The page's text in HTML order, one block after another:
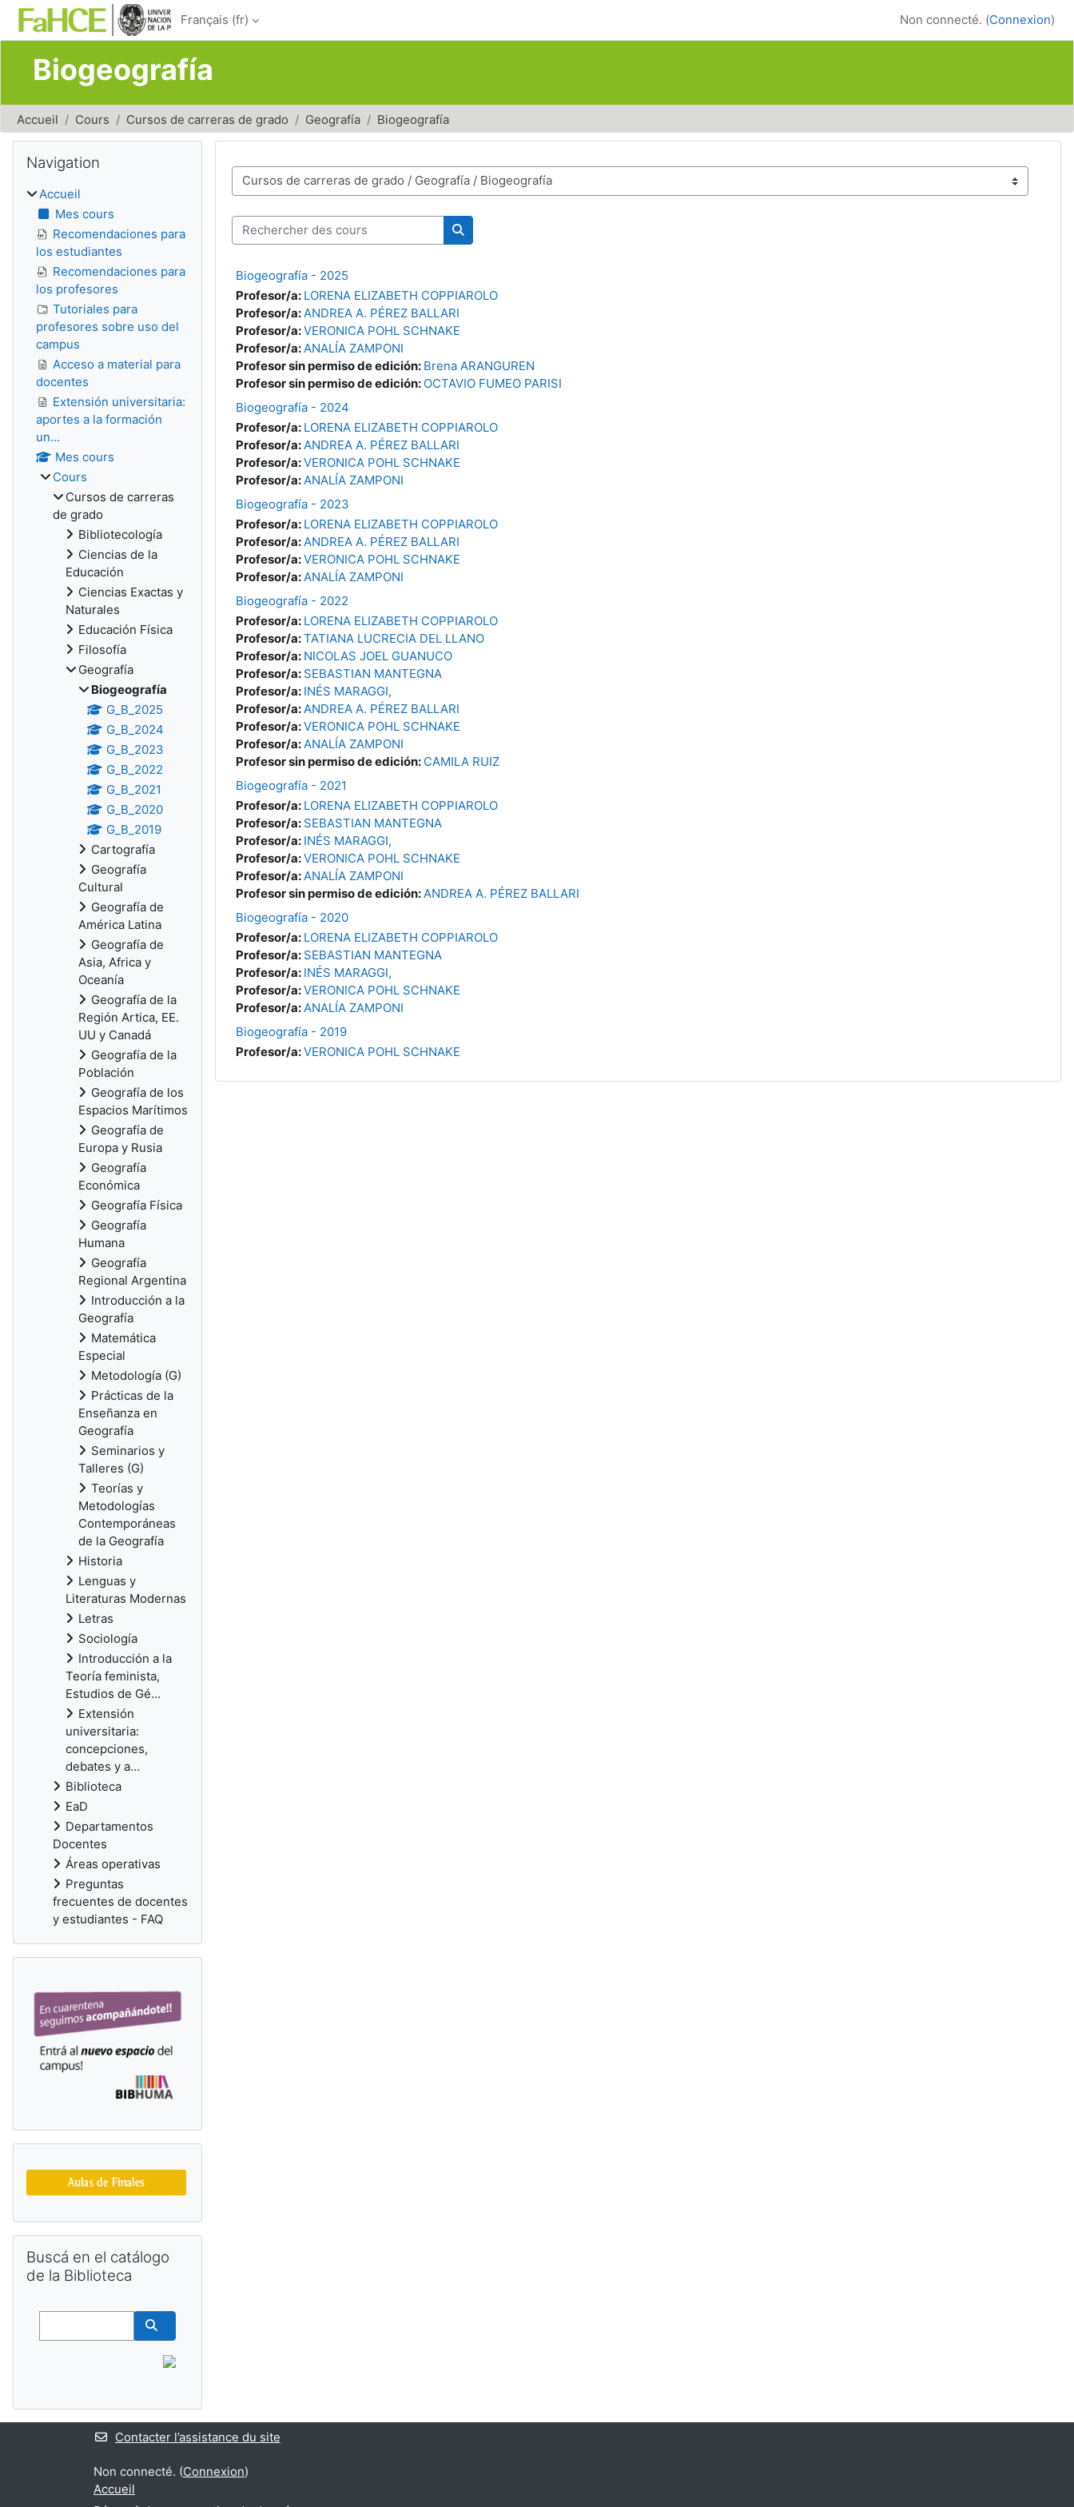
Passer au contenu principal
Français ‎(fr)‎ Non connecté. (Connexion)
Biogeografía
Accueil Cours Cursos de carreras de grado Geografía Biogeografía
Catégories de cours
Rechercher des cours
Rechercher des cours
Biogeografía - 2025
Profesor/a: LORENA ELIZABETH COPPIAROLO
Profesor/a:ANDREA A. PÉREZ BALLARI
Profesor/a:VERONICA POHL SCHNAKE
Profesor/a:ANALÍA ZAMPONI
Profesor sin permiso de edición: Brena ARANGUREN
Profesor sin permiso de edición: OCTAVIO FUMEO PARISI
Biogeografía - 2024
Profesor/a: LORENA ELIZABETH COPPIAROLO
Profesor/a:ANDREA A. PÉREZ BALLARI
Profesor/a:VERONICA POHL SCHNAKE
Profesor/a:ANALÍA ZAMPONI
Biogeografía - 2023
Profesor/a: LORENA ELIZABETH COPPIAROLO
Profesor/a:ANDREA A. PÉREZ BALLARI
Profesor/a:VERONICA POHL SCHNAKE
Profesor/a:ANALÍA ZAMPONI
Biogeografía - 2022
Profesor/a: LORENA ELIZABETH COPPIAROLO
Profesor/a:TATIANA LUCRECIA DEL LLANO
Profesor/a: NICOLAS JOEL GUANUCO
Profesor/a: SEBASTIAN MANTEGNA
Profesor/a: INÉS MARAGGI,
Profesor/a:ANDREA A. PÉREZ BALLARI
Profesor/a:VERONICA POHL SCHNAKE
Profesor/a:ANALÍA ZAMPONI
Profesor sin permiso de edición: CAMILA RUIZ
Biogeografía - 2021
Profesor/a: LORENA ELIZABETH COPPIAROLO
Profesor/a: SEBASTIAN MANTEGNA
Profesor/a: INÉS MARAGGI,
Profesor/a:VERONICA POHL SCHNAKE
Profesor/a:ANALÍA ZAMPONI
Profesor sin permiso de edición:ANDREA A. PÉREZ BALLARI
Biogeografía - 2020
Profesor/a: LORENA ELIZABETH COPPIAROLO
Profesor/a: SEBASTIAN MANTEGNA
Profesor/a: INÉS MARAGGI,
Profesor/a:VERONICA POHL SCHNAKE
Profesor/a:ANALÍA ZAMPONI
Biogeografía - 2019
Profesor/a:VERONICA POHL SCHNAKE
Blocs
Navigation
Accueil
Mes cours
Recomendaciones para
los estudiantes
Recomendaciones para
los profesores
Tutoriales para
profesores sobre uso del
campus
Acceso a material para
docentes
Extensión universitaria:
aportes a la formación
un...
Mes cours
Cours
Cursos de carreras
de grado
Bibliotecología
Ciencias de la
Educación
Ciencias Exactas y
Naturales
Educación Física
Filosofía
Geografía
Biogeografía
G_B_2025
G_B_2024
G_B_2023
G_B_2022
G_B_2021
G_B_2020
G_B_2019
Cartografía
Geografía
Cultural
Geografía de
América Latina
Geografía de
Asia, Africa y
Oceanía
Geografía de la
Región Artica, EE.
UU y Canadá
Geografía de la
Población
Geografía de los
Espacios Marítimos
Geografía de
Europa y Rusia
Geografía
Económica
Geografía Física
Geografía
Humana
Geografía
Regional Argentina
Introducción a la
Geografía
Matemática
Especial
Metodología (G)
Prácticas de la
Enseñanza en
Geografía
Seminarios y
Talleres (G)
Teorías y
Metodologías
Contemporáneas
de la Geografía
Historia
Lenguas y
Literaturas Modernas
Letras
Sociología
Introducción a la
Teoría feminista,
Estudios de Gé...
Extensión
universitaria:
concepciones,
debates y a...
Biblioteca
EaD
Departamentos
Docentes
Áreas operativas
Preguntas
frecuentes de docentes
y estudiantes - FAQ
Buscá en el catálogo
de la Biblioteca
Buscar
Buscar cursos
Contacter l’assistance du site
Non connecté. (Connexion)
Accueil